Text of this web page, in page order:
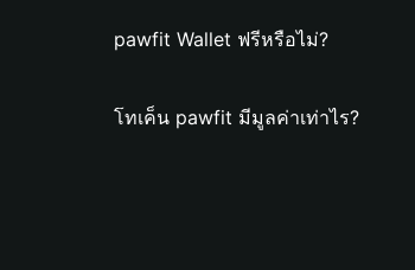
pawfit Wallet ฟรีหรือไม่?
โทเค็น pawfit มีมูลค่าเท่าไร?